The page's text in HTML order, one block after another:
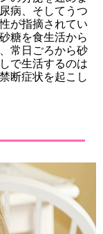
病、そしてうつ
が指摘されてい
糖を食生活から
常日ごろから砂
で生活するのは
断症状を起こし